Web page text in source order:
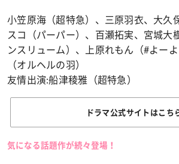
小笠原海（超特急）、三原羽衣、大久
スコ（パーパー）、百瀬拓実、宮城大
ンスリューム）、上原れもん（#よー
（オルヘルの羽）
友情出演:船津稜雅（超特急）
ドラマ公式サイトはこち
気になる話題作が続々登場！